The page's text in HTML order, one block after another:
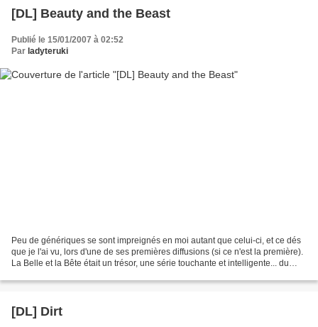
[DL] Beauty and the Beast
Publié le 15/01/2007 à 02:52
Par ladyteruki
Peu de génériques se sont impreignés en moi autant que celui-ci, et ce dés
que je l'ai vu, lors d'une de ses premières diffusions (si ce n'est la première).
La Belle et la Bête était un trésor, une série touchante et intelligente... du
[DL] Dirt